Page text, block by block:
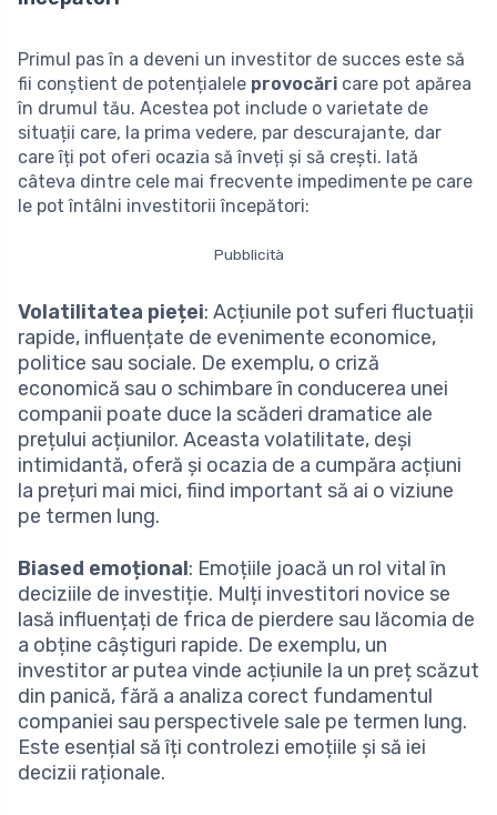
Primul pas în a deveni un investitor de succes este să
fii conștient de potențialele provocări care pot apărea
în drumul tău. Acestea pot include o varietate de
situații care, la prima vedere, par descurajante, dar
care îți pot oferi ocazia să înveți și să crești. Iată
câteva dintre cele mai frecvente impedimente pe care
le pot întâlni investitorii începători:
Pubblicità
Volatilitatea pieței: Acțiunile pot suferi fluctuații
rapide, influențate de evenimente economice,
politice sau sociale. De exemplu, o criză
economică sau o schimbare în conducerea unei
companii poate duce la scăderi dramatice ale
prețului acțiunilor. Aceasta volatilitate, deși
intimidantă, oferă și ocazia de a cumpăra acțiuni
la prețuri mai mici, fiind important să ai o viziune
pe termen lung.
Biased emoțional: Emoțiile joacă un rol vital în
deciziile de investiție. Mulți investitori novice se
lasă influențați de frica de pierdere sau lăcomia de
a obține câștiguri rapide. De exemplu, un
investitor ar putea vinde acțiunile la un preț scăzut
din panică, fără a analiza corect fundamentul
companiei sau perspectivele sale pe termen lung.
Este esențial să îți controlezi emoțiile și să iei
decizii raționale.